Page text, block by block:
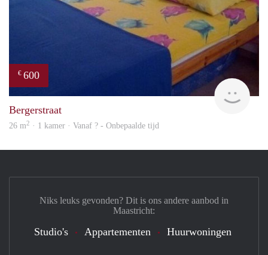
€ 600
Bergerstraat
26 m2 · 1 kamer · Vanaf ? - Onbepaalde tijd
Niks leuks gevonden? Dit is ons andere aanbod in
Maastricht:
Studio's Appartementen Huurwoningen